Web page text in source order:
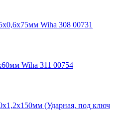
Wiha 308 00731
Wiha 311 00754
(Ударная, под ключ